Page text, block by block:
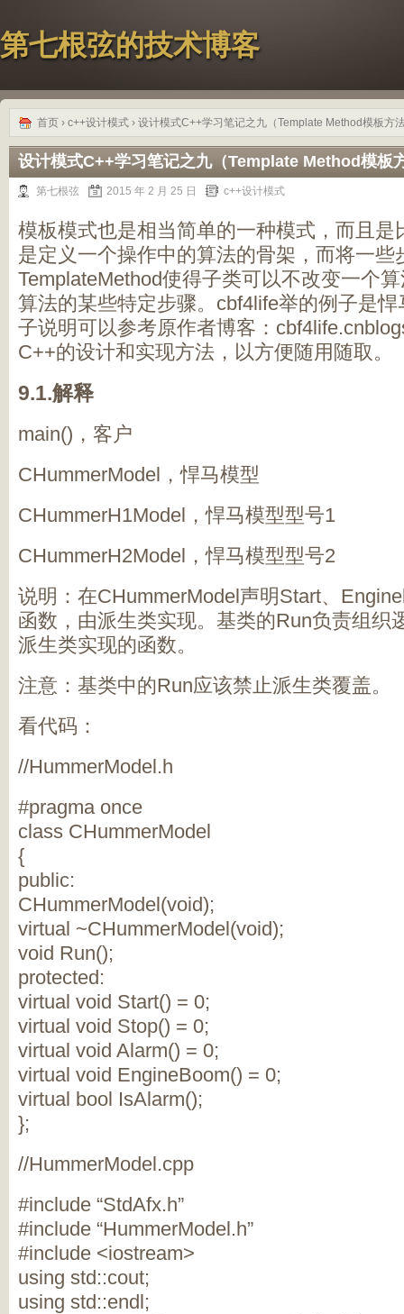
第七根弦的技术博客
首页 › c++设计模式 › 设计模式C++学习笔记之九（Template Method模板方
设计模式C++学习笔记之九（Template Method模板
第七根弦 2015 年 2 月 25 日 c++设计模式
模板模式也是相当简单的一种模式，而且是
是定义一个操作中的算法的骨架，而将一些
TemplateMethod使得子类可以不改变一个
算法的某些特定步骤。cbf4life举的例子是
子说明可以参考原作者博客：
C++的设计和实现方法，以方便随用随取。
9.1.解释
main()，客户
CHummerModel，悍马模型
CHummerH1Model，悍马模型型号1
CHummerH2Model，悍马模型型号2
说明：在CHummerModel声明Start、
函数，由派生类实现。基类的Run负责组织
派生类实现的函数。
注意：基类中的Run应该禁止派生类覆盖。
看代码：
//HummerModel.h
#pragma once
class CHummerModel
{
public:
CHummerModel(void);
virtual ~CHummerModel(void);
void Run();
protected:
virtual void Start() = 0;
virtual void Stop() = 0;
virtual void Alarm() = 0;
virtual void EngineBoom() = 0;
virtual bool IsAlarm();
};
//HummerModel.cpp
#include “StdAfx.h”
#include “HummerModel.h”
#include <iostream>
using std::cout;
using std::endl;